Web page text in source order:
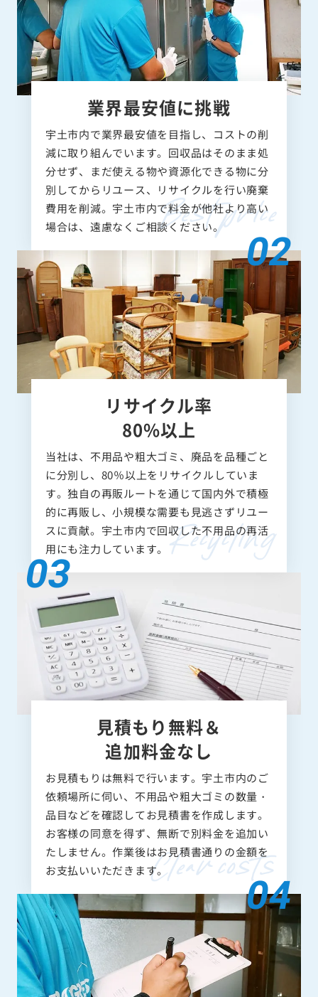
業界最安値に挑戦
宇土市内で業界最安値を目指し、コストの削
減に取り組んでいます。回収品はそのまま処
分せず、まだ使える物や資源化できる物に分
別してからリユース、リサイクルを行い廃棄
費用を削減。宇土市内で料金が他社より高い
場合は、遠慮なくご相談ください。
リサイクル率
80%以上
当社は、不用品や粗大ゴミ、廃品を品種ごと
に分別し、80％以上をリサイクルしていま
す。独自の再販ルートを通じて国内外で積極
的に再販し、小規模な需要も見逃さずリユー
スに貢献。宇土市内で回収した不用品の再活
用にも注力しています。
見積もり無料＆
追加料金なし
お見積もりは無料で行います。宇土市内のご
依頼場所に伺い、不用品や粗大ゴミの数量・
品目などを確認してお見積書を作成します。
お客様の同意を得ず、無断で別料金を追加い
たしません。作業後はお見積書通りの金額を
お支払いいただきます。